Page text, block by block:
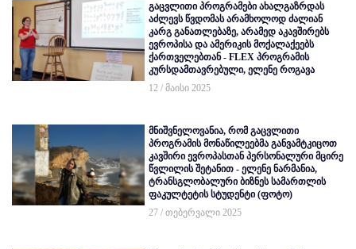
გაცვლითი პროგრამები ახალგაზრდას
აძლევს წვდომას არამხოლოდ ძალიან
კარგ განათლებაზე, არამედ აკავშირებს
ევროპისა და ამერიკის მოქალაქეებს
ქართველებთან - FLEX პროგრამის
კურსდამთავრებული, ელენე როგავა
12 / მაისი 2025
მნიშვნელოვანია, რომ გაცვლითი
პროგრამის მონაწილეებმა განვამტკიცოთ
კავშირი ევროპასთან პერსონალური მცირე
წვლილის შეტანით - ელენე ნარმანია,
ტრანსგლობალური ბიზნეს სამართლის
ფაკულტეტის სტუდენტი (ფოტო)
27 / თებერვალი 2025